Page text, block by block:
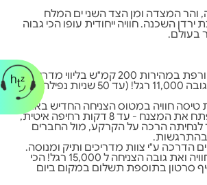
והר המצדה ומן הצד השני ים המלח
ירדן השכנה. חוויה ייחודית עופו הכי גבוה
בעולם.
-צניחה חופשית מטורפת במהירות 200 קמ"ש בליווי מדריך
אישי לכל צונח/ת, מגובה 11,000 רגל! (עד 50 שניות נפילה
-ברגע שהמדריך יפתח את המצנח - עד 8 דקות רחיפה איטית,
הרכה על הקרקע, מול החברים
הדרכה ע"י צוות מדריכים ותיק ומנוסה.
-ניתן לשדרג את החוויה ואת גובה הצניחה ל 15,000 רגל! הכי
סרטון בתוספת תשלום במקום ביום